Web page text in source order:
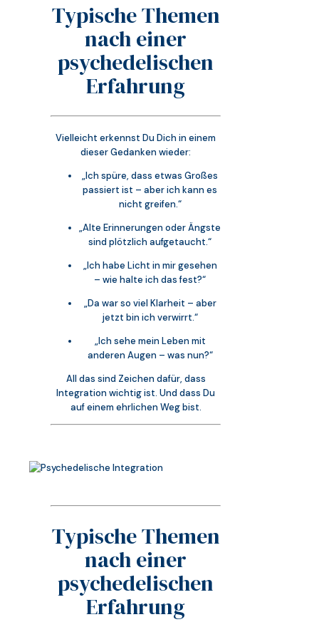
Typische Themen
nach einer
psychedelischen
Erfahrung
Vielleicht erkennst Du Dich in einem
dieser Gedanken wieder:
„Ich spüre, dass etwas Großes
passiert ist – aber ich kann es
nicht greifen.“
„Alte Erinnerungen oder Ängste
sind plötzlich aufgetaucht.“
„Ich habe Licht in mir gesehen
– wie halte ich das fest?“
„Da war so viel Klarheit – aber
jetzt bin ich verwirrt.“
„Ich sehe mein Leben mit
anderen Augen – was nun?“
All das sind Zeichen dafür, dass
Integration wichtig ist. Und dass Du
auf einem ehrlichen Weg bist.
Typische Themen
nach einer
psychedelischen
Erfahrung